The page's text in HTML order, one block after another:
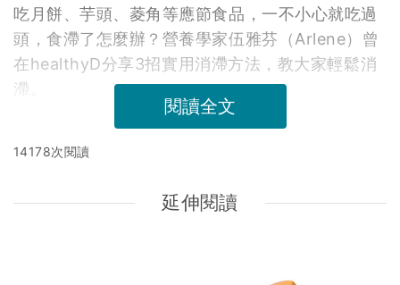
吃月餅、芋頭、菱角等應節食品，一不小心就吃過
頭，食滯了怎麼辦？營養學家伍雅芬（Arlene）曾
在healthyD分享3招實用消滯方法，教大家輕鬆消
滯。
閱讀全文
14178次閱讀
延伸閱讀